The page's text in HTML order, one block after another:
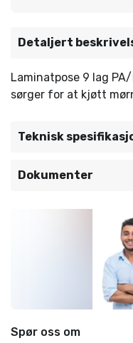
Detaljert
Laminatpose 9 lag
sørger for at kjøtt
Teknisk
Dokumenter
Spør oss om